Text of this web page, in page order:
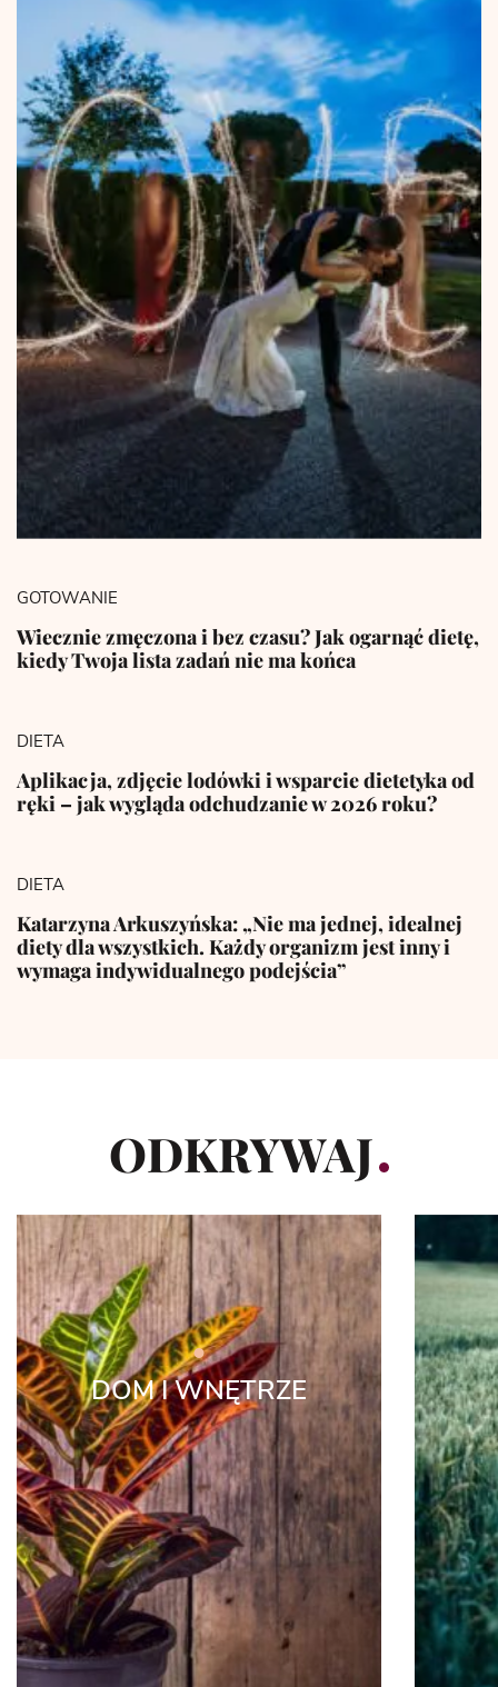
GOTOWANIE
Wiecznie zmęczona i bez czasu? Jak ogarnąć dietę,
kiedy Twoja lista zadań nie ma końca
DIETA
Aplikacja, zdjęcie lodówki i wsparcie dietetyka od
ręki – jak wygląda odchudzanie w 2026 roku?
DIETA
Katarzyna Arkuszyńska: „Nie ma jednej, idealnej
diety dla wszystkich. Każdy organizm jest inny i
wymaga indywidualnego podejścia”
ODKRYWAJ
DOM I WNĘTRZE